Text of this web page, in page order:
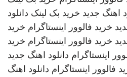
اهنگ جدید خرید بک لینک دانلود
خرید فالوور اینستاگرام خرید
خرید فالوور اینستاگرام خرید
اینستاگرام دانلود اهنگ جدید
فالوور اینستاگرام دانلود اهنگ